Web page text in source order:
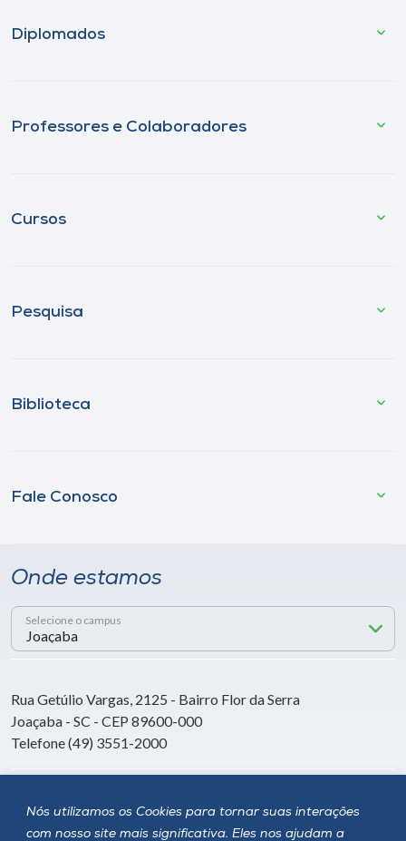
Nós utilizamos os Cookies para tornar suas interações
com nosso site mais significativa. Eles nos ajudam a
Diplomados
Professores e Colaboradores
Cursos
Pesquisa
Biblioteca
Fale Conosco
Onde estamos
Selecione o campus
Rua Getúlio Vargas, 2125 - Bairro Flor da Serra
Joaçaba - SC - CEP 89600-000
Telefone (49) 3551-2000
Siga a Unoesc